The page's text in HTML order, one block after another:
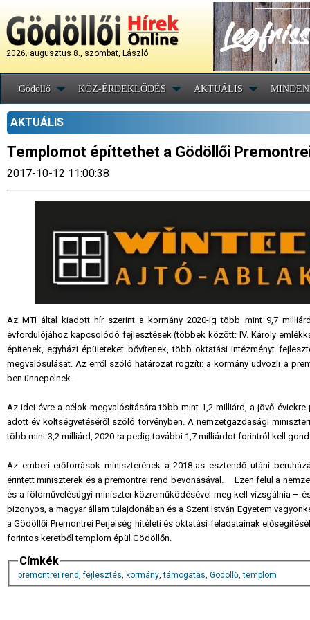
2026. augusztus 8., szombat, László
Gödöllő KÖZ-ÉRDEKLŐDÉS AKTUÁLIS
AKTUÁLIS
Templomot építtethet a Gödöllői
2017-10-12 11:00:38
Az MTI által kiadott hír szerint a kormány 2020-ig több mint 9,7
évfordulójához kapcsolódó fejlesztések (többek között: IV. Károly
építenek, egyházi épületeket bővítenek, több oktatási intézményt
megvalósulását. Az erről szóló határozat rögzíti: a kormány üdvözli a
ben ünnepelnek.
Az idei évre a célok megvalósítására több mint 1,2 milliárd, a jövő
adott év költségvetéséről szóló törvényben. A nemzetgazdasági
több mint 3,2 milliárd, 2020-ra pedig további 1,7 milliárdot forintról kell
Az emberi erőforrások miniszterének a 2018-as esztendő utáni
érintett miniszterek és a premontrei rend bevonásával. Ezen felül a
és a földművelésügyi miniszter közreműködésével meg kell vizsgálnia –
bizonyos, a magyar állam tulajdonában és a Szent István Egyetem
a Gödöllői Premontrei Perjelség hitéleti és oktatási feladatainak
forintos keretből templom épül Gödöllőn.
Címkék
premontrei rend,fejlesztés, kormány,támogatás, Gödöllő,templom